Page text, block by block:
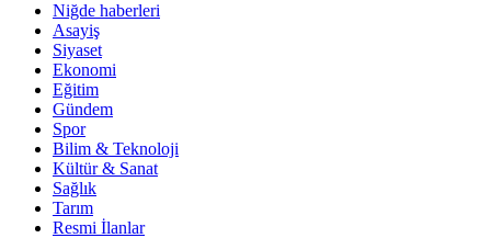
Niğde haberleri
Asayiş
Siyaset
Ekonomi
Eğitim
Gündem
Spor
Bilim & Teknoloji
Kültür & Sanat
Sağlık
Tarım
Resmi İlanlar